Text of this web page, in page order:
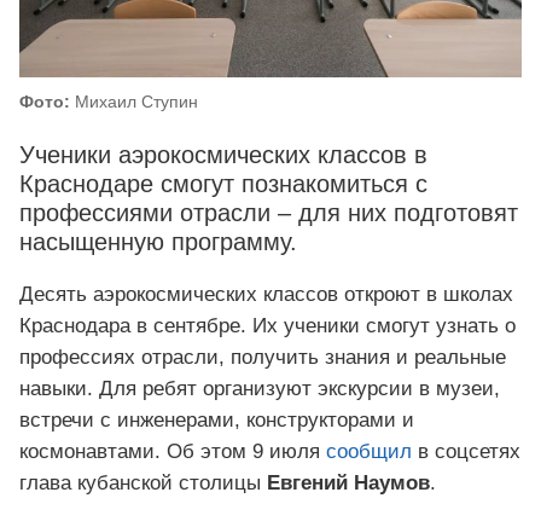
Фото: Михаил Ступин
Ученики аэрокосмических классов в
Краснодаре смогут познакомиться с
профессиями отрасли – для них подготовят
насыщенную программу.
Десять аэрокосмических классов откроют в школах
Краснодара в сентябре. Их ученики смогут узнать о
профессиях отрасли, получить знания и реальные
навыки. Для ребят организуют экскурсии в музеи,
встречи с инженерами, конструкторами и
космонавтами. Об этом 9 июля сообщил в соцсетях
глава кубанской столицы Евгений Наумов.